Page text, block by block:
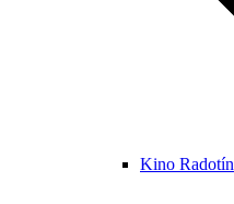
Kino Radotín